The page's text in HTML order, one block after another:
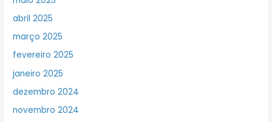
abril 2025
março 2025
fevereiro 2025
janeiro 2025
dezembro 2024
novembro 2024